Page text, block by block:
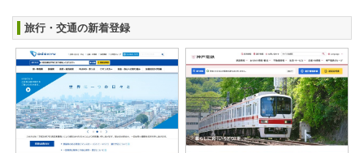
旅行・交通の新着登録